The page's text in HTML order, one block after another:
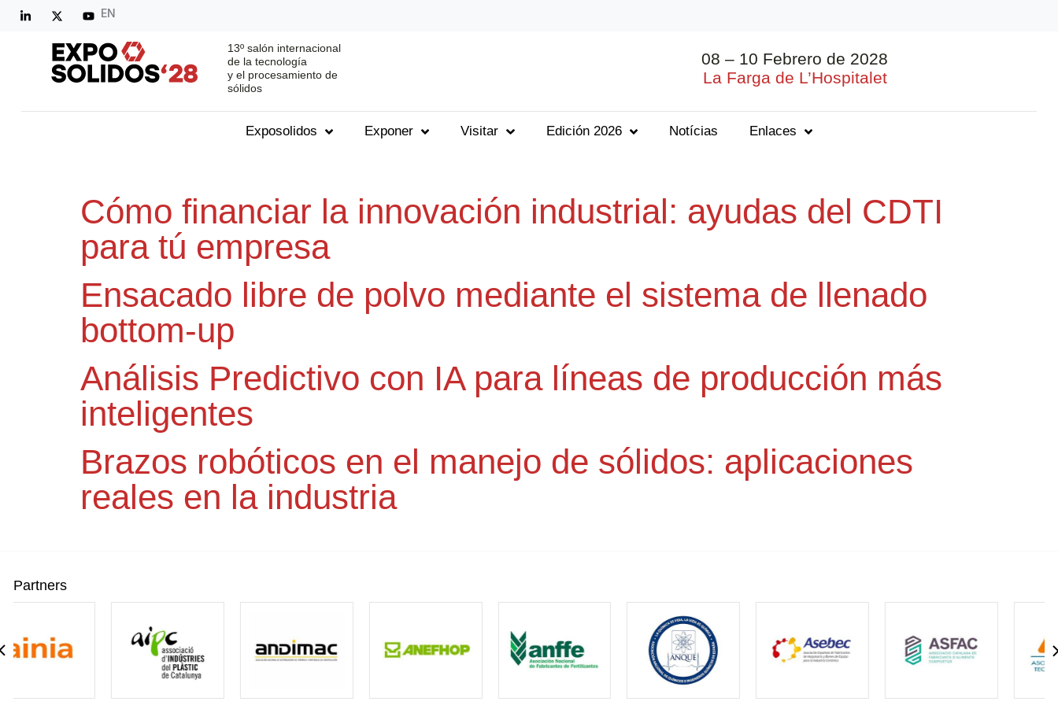
EN
13º salón internacional
de la tecnología
y el procesamiento de
sólidos
08 – 10 Febrero de 2028
La Farga de L’Hospitalet
Exposolidos Exponer Visitar Edición 2026 Notícias Enlaces
Cómo financiar la innovación industrial: ayudas del CDTI
para tú empresa
Ensacado libre de polvo mediante el sistema de llenado
bottom-up
Análisis Predictivo con IA para líneas de producción más
inteligentes
Brazos robóticos en el manejo de sólidos: aplicaciones
reales en la industria
Partners